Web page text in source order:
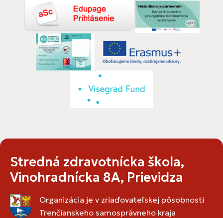
Stredná zdravotnícka škola,
Vinohradnícka 8A, Prievidza
Organizácia je v zriaďovateľskej pôsobnosti
Trenčianskeho samosprávneho kraja